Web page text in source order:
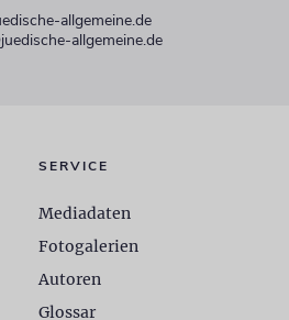
allgemeine.de
allgemeine.de
SERVICE
Mediadaten
Fotogalerien
Autoren
Glossar